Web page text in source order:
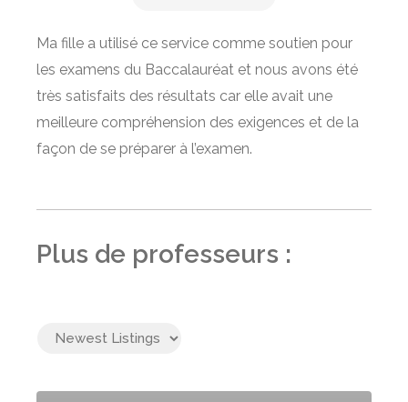
Ma fille a utilisé ce service comme soutien pour
les examens du Baccalauréat et nous avons été
très satisfaits des résultats car elle avait une
meilleure compréhension des exigences et de la
façon de se préparer à l’examen.
Plus de professeurs :